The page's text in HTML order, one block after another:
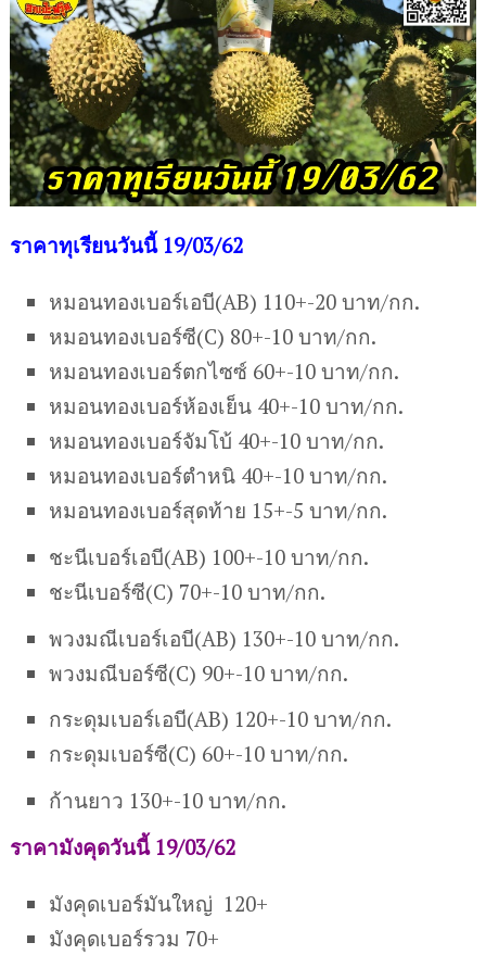
ราคาทุเรียนวันนี้ 19/03/62
หมอนทองเบอร์เอบี(AB) 110+-20 บาท/กก.
หมอนทองเบอร์ซี(C) 80+-10 บาท/กก.
หมอนทองเบอร์ตกไซซ์ 60+-10 บาท/กก.
หมอนทองเบอร์ห้องเย็น 40+-10 บาท/กก.
หมอนทองเบอร์จัมโบ้ 40+-10 บาท/กก.
หมอนทองเบอร์ตำหนิ 40+-10 บาท/กก.
หมอนทองเบอร์สุดท้าย 15+-5 บาท/กก.
ชะนีเบอร์เอบี(AB) 100+-10 บาท/กก.
ชะนีเบอร์ซี(C) 70+-10 บาท/กก.
พวงมณีเบอร์เอบี(AB) 130+-10 บาท/กก.
พวงมณีบอร์ซี(C) 90+-10 บาท/กก.
กระดุมเบอร์เอบี(AB) 120+-10 บาท/กก.
กระดุมเบอร์ซี(C) 60+-10 บาท/กก.
ก้านยาว 130+-10 บาท/กก.
ราคามังคุดวันนี้ 19/03/62
มังคุดเบอร์มันใหญ่ 120+
มังคุดเบอร์รวม 70+